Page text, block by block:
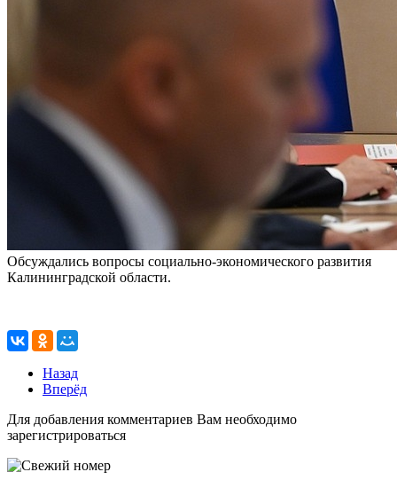
Обсуждались вопросы социально-экономического развития
Калининградской области.
Назад
Вперёд
Для добавления комментариев Вам необходимо
зарегистрироваться